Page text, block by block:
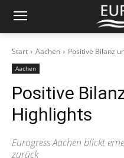
Start Aachen Positive Bilanz
Aachen
Positive
Highlights
Eurogress Aachen blickt
zurück